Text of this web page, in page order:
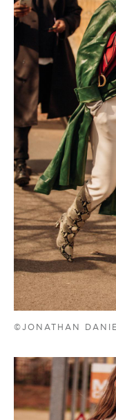
©JONATHAN